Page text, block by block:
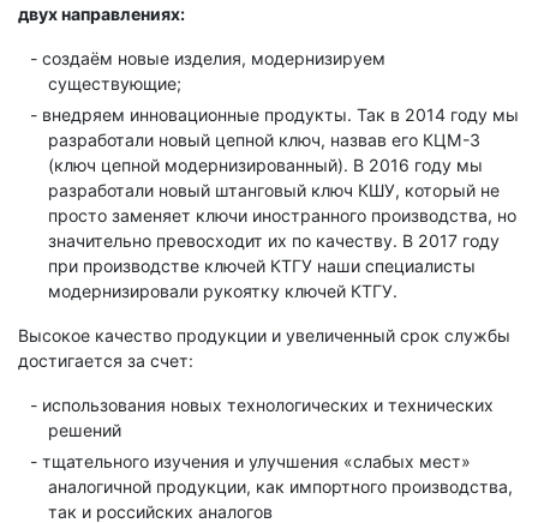
двух направлениях:
создаём новые изделия, модернизируем
существующие;
внедряем инновационные продукты. Так в 2014 году мы
разработали новый цепной ключ, назвав его КЦМ-3
(ключ цепной модернизированный). В 2016 году мы
разработали новый штанговый ключ КШУ, который не
просто заменяет ключи иностранного производства, но
значительно превосходит их по качеству. В 2017 году
при производстве ключей КТГУ наши специалисты
модернизировали рукоятку ключей КТГУ.
Высокое качество продукции и увеличенный срок службы
достигается за счет:
использования новых технологических и технических
решений
тщательного изучения и улучшения «слабых мест»
аналогичной продукции, как импортного производства,
так и российских аналогов